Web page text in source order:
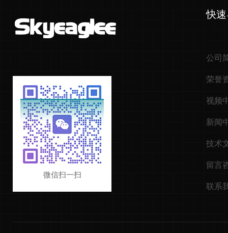
微信扫一扫
快
公司
荣誉
视频
新闻
技术
留言
联系